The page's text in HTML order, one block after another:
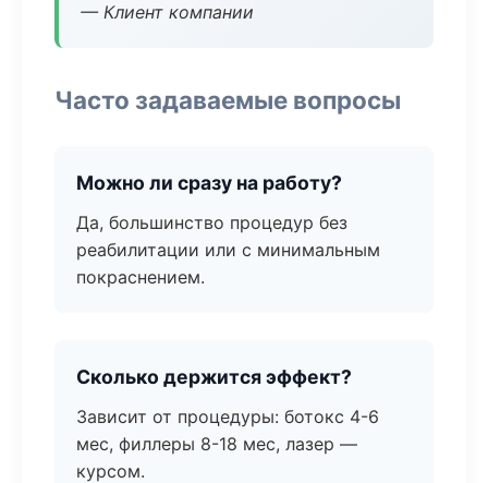
— Клиент компании
Часто задаваемые вопросы
Можно ли сразу на работу?
Да, большинство процедур без
реабилитации или с минимальным
покраснением.
Сколько держится эффект?
Зависит от процедуры: ботокс 4-6
мес, филлеры 8-18 мес, лазер —
курсом.